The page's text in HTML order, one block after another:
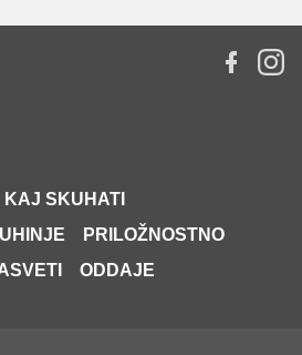
KAJ SKUHATI
PRILOŽNOSTNO
ODDAJE